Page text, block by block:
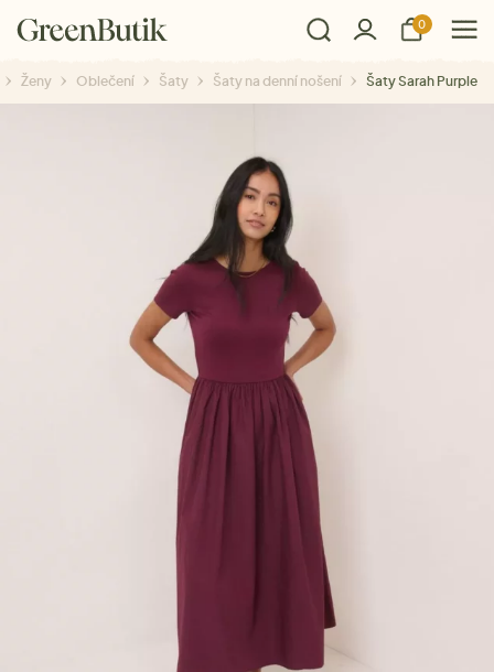
0
Ženy Oblečení Šaty Šaty na denní nošení Šaty Sarah Purple